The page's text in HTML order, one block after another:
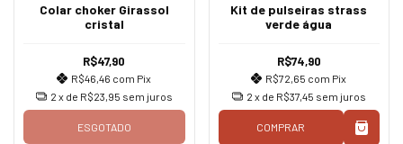
Colar choker Girassol
cristal
R$47,90
R$46,46 com Pix
2 x de R$23,95 sem juros
ESGOTADO
Kit de pulseiras strass
verde água
R$74,90
R$72,65 com Pix
2 x de R$37,45 sem juros
COMPRAR